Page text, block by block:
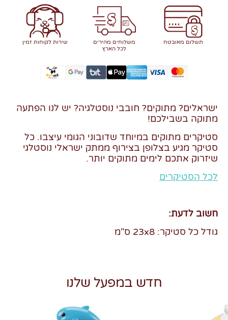
תשלום מאובטח
משלוחים מהירים
לכל הארץ
שירות לקוחות זמין
ישראלים? מתוקים? חובבי נוסטלגיה? יש לנו הפתעה
מתוקה בשבילכם!
סטיקרים מתוקים במיוחד שדובוני הגומי עיצבו. כל
סטיקר מגיע בצלופן בצירוף ממתק ישראלי נוסטלגי
שיזרוק אתכם לימים מתוקים יותר.
לכל הסטיקרים
חשוב לדעת:
גודל כל סטיקר: 23x8 ס"מ
חדש במפעל שלנו